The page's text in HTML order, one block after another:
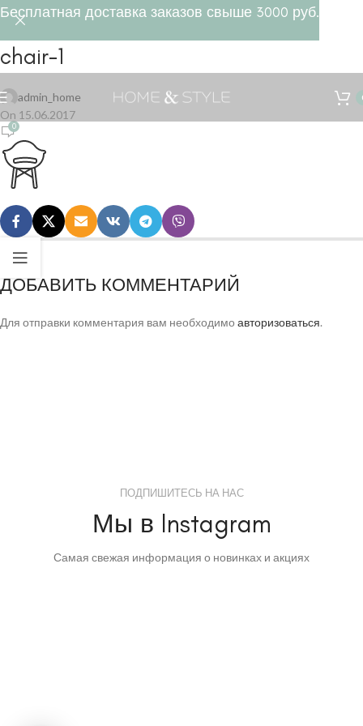
chair-1
admin_home
On 15.06.2017
0
ДОБАВИТЬ КОММЕНТАРИЙ
Для отправки комментария вам необходимо авторизоваться.
ПОДПИШИТЕСЬ НА НАС
Мы в Instagram
Самая свежая информация о новинках и акциях
Бесплатная доставка заказов свыше 3000 руб.